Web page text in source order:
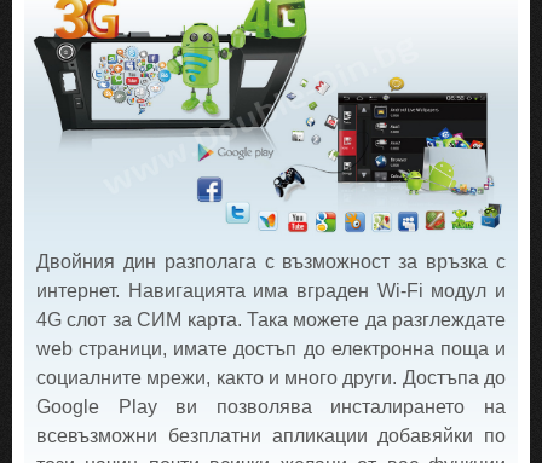
Двойния дин разполага с възможност за връзка с
интернет. Навигацията има вграден Wi-Fi модул и
4G слот за СИМ карта. Така можете да разглеждате
web страници, имате достъп до електронна поща и
социалните мрежи, както и много други. Достъпа до
Google Play ви позволява инсталирането на
всевъзможни безплатни апликации добавяйки по